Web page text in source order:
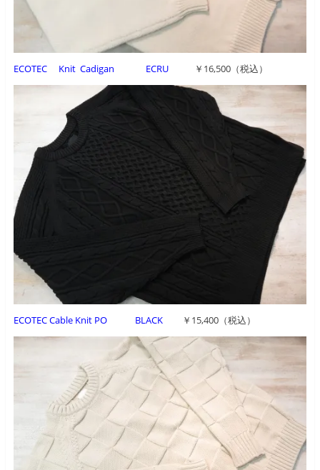
ECOTEC Knit Cadigan ECRU ￥16,500（税込）
ECOTEC Cable Knit PO BLACK ￥15,400（税込）